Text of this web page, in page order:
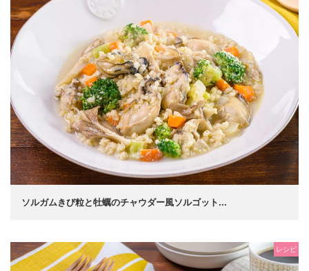
ソルガムきび粒と牡蠣のチャウダー風ソルゴット...
レシピ